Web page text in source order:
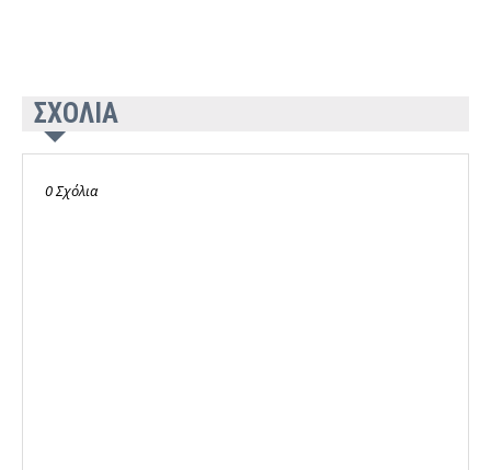
ΣΧΟΛΙΑ
0 Σχόλια